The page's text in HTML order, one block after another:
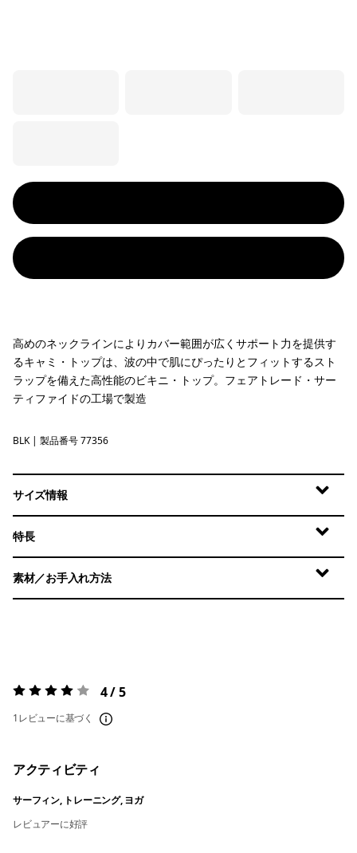
高めのネックラインによりカバー範囲が広くサポート力を提供す
るキャミ・トップは、波の中で肌にぴったりとフィットするスト
ラップを備えた高性能のビキニ・トップ。フェアトレード・サー
ティファイドの工場で製造
Black
BLK | 製品番号 77356
サイズ情報
特長
素材／お手入れ方法
評価:4 / 5 4 / 5
1レビューに基づく
アクティビティ
サーフィン, トレーニング, ヨガ
レビュアーに好評